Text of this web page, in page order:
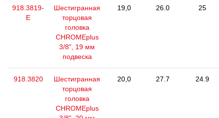
918.3819-
E
Шестигранная
торцовая
головка
CHROMEplus
3/8", 19 мм
подвеска
19,0 26.0 25
918.3820
Шестигранная
торцовая
головка
CHROMEplus
20,0 27.7 24.9